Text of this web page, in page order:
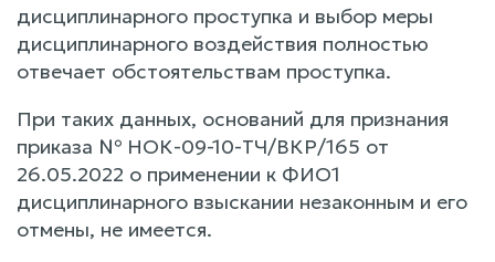
дисциплинарного проступка и выбор меры
дисциплинарного воздействия полностью
отвечает обстоятельствам проступка.
При таких данных, оснований для признания
приказа № НОК-09-10-ТЧ/ВКР/165 от
26.05.2022 о применении к ФИО1
дисциплинарного взыскании незаконным и его
отмены, не имеется.